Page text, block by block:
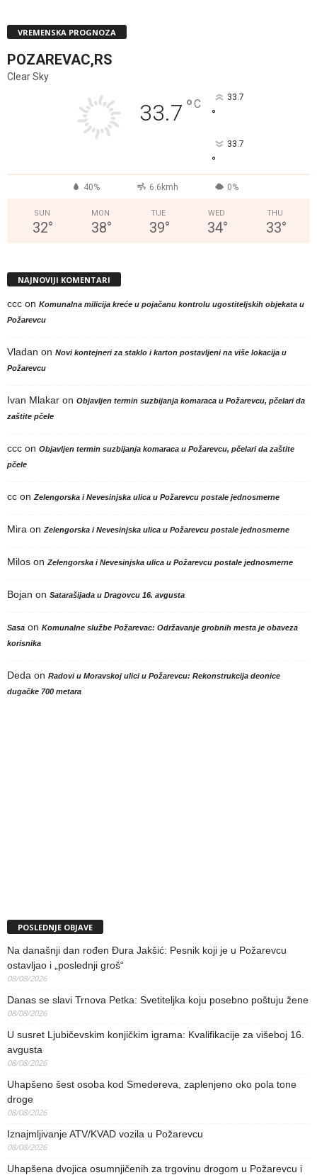
VREMENSKA PROGNOZA
POZAREVAC,RS
Clear Sky
33.7 °C 33.7
°
33.7
°
40% 6.6kmh 0%
SUN
32°
MON
38°
TUE
39°
WED
34°
THU
33°
NAJNOVIJI KOMENTARI
ccc on Komunalna milicija kreće u pojačanu kontrolu ugostiteljskih objekata u
Požarevcu
Vladan on Novi kontejneri za staklo i karton postavljeni na više lokacija u
Požarevcu
Ivan Mlakar on Objavljen termin suzbijanja komaraca u Požarevcu, pčelari da
zaštite pčele
ccc on Objavljen termin suzbijanja komaraca u Požarevcu, pčelari da zaštite
pčele
cc on Zelengorska i Nevesinjska ulica u Požarevcu postale jednosmerne
Mira on Zelengorska i Nevesinjska ulica u Požarevcu postale jednosmerne
Milos on Zelengorska i Nevesinjska ulica u Požarevcu postale jednosmerne
Bojan on Satarašijada u Dragovcu 16. avgusta
Sasa on Komunalne službe Požarevac: Održavanje grobnih mesta je obaveza
korisnika
Deda on Radovi u Moravskoj ulici u Požarevcu: Rekonstrukcija deonice
dugačke 700 metara
POSLEDNJE OBJAVE
Na današnji dan rođen Đura Jakšić: Pesnik koji je u Požarevcu
ostavljao i „poslednji groš“
08/08/2026
Danas se slavi Trnova Petka: Svetiteljka koju posebno poštuju žene
08/08/2026
U susret Ljubičevskim konjičkim igrama: Kvalifikacije za višeboj 16.
avgusta
08/08/2026
Uhapšeno šest osoba kod Smedereva, zaplenjeno oko pola tone
droge
08/08/2026
Iznajmljivanje ATV/KVAD vozila u Požarevcu
08/08/2026
Uhapšena dvojica osumnjičenih za trgovinu drogom u Požarevcu i